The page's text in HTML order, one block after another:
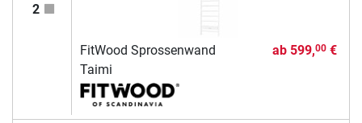
2
FitWood Sprossenwand
Taimi
ab 599,00€